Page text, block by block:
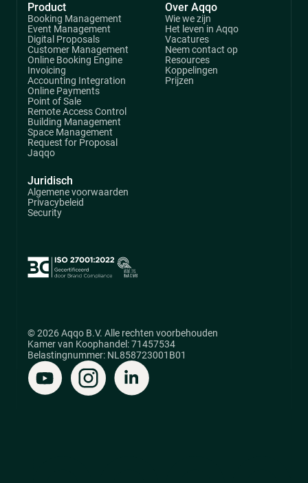
Product
Booking Management
Event Management
Digital Proposals
Customer Management
Online Booking Engine
Invoicing
Accounting Integration
Online Payments
Point of Sale
Remote Access Control
Building Management
Space Management
Request for Proposal
Jaqqo
Over Aqqo
Wie we zijn
Het leven in Aqqo
Vacatures
Neem contact op
Resources
Koppelingen
Prijzen
Juridisch
Algemene voorwaarden
Privacybeleid
Security
© 2026 Aqqo B.V. Alle rechten voorbehouden
Kamer van Koophandel: 71457534
Belastingnummer: NL858723001B01